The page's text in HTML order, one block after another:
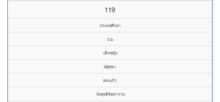
119
ประถมศึกษา
ป.๖
เด็กหญิง
ณัฐชยา
พระแก้ว
วัดสุทธิจิตตาราม